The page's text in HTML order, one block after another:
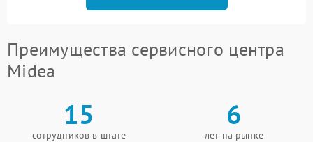
Преимущества сервисного центра
Midea
15
сотрудников в штате
6
лет на рынке